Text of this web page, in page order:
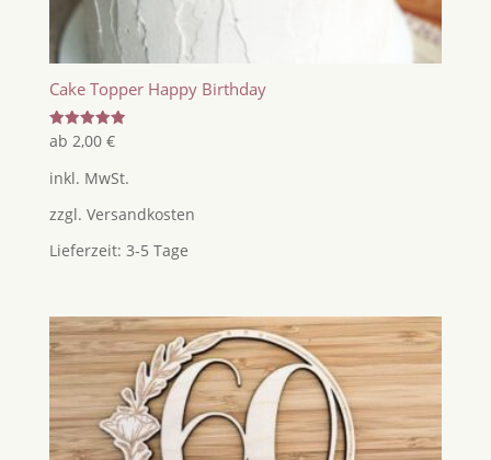
Cake Topper Happy Birthday
Bewertet
mit
von 5
ab 2,00 €
inkl. MwSt.
zzgl. Versandkosten
Lieferzeit: 3-5 Tage